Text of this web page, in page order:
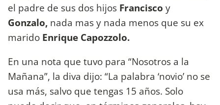
el padre de sus dos hijos Francisco y
Gonzalo, nada mas y nada menos que su ex
marido Enrique Capozzolo.
En una nota que tuvo para “Nosotros a la
Mañana”, la diva dijo: “La palabra ‘novio’ no se
usa más, salvo que tengas 15 años. Solo